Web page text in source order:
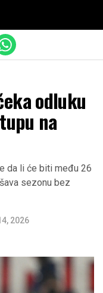
odluku
na
da li će biti među 26
sezonu bez
2026